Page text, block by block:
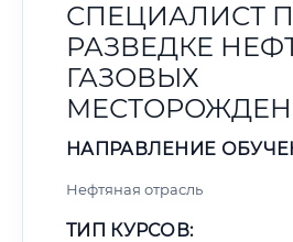
СПЕЦИАЛИСТ
РАЗВЕДКЕ
ГАЗОВЫХ
НАПРАВЛЕНИЕ
Нефтяная отрасль
ТИП КУРСОВ: